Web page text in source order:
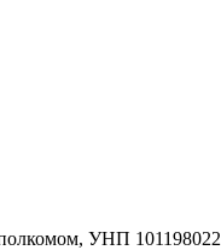
УНП 101198022